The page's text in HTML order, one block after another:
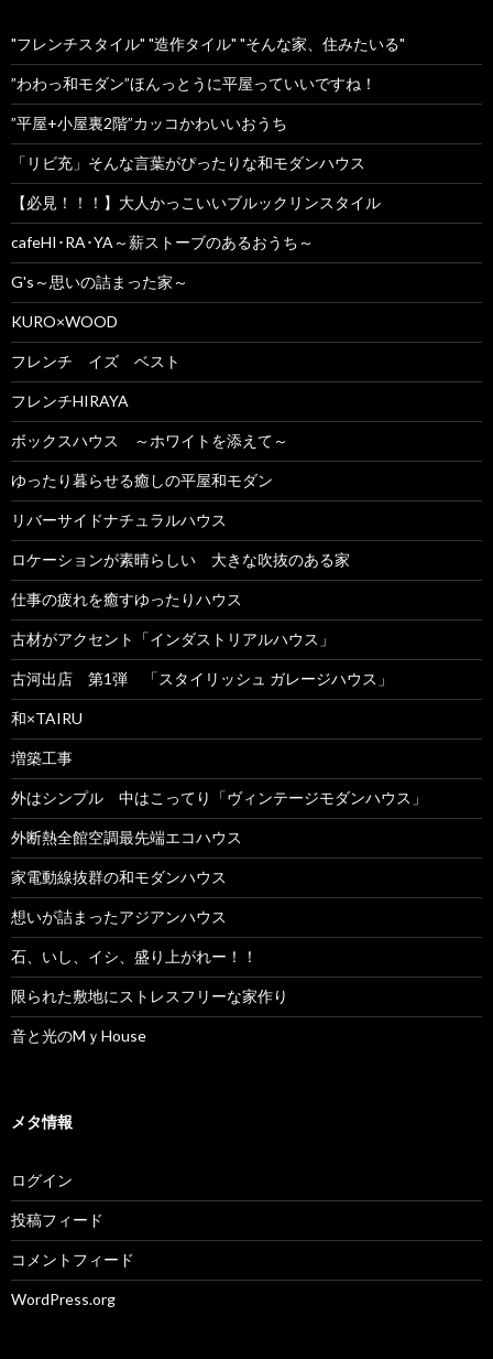
"フレンチスタイル" "造作タイル" "そんな家、住みたいる"
”わわっ和モダン”ほんっとうに平屋っていいですね！
”平屋+小屋裏2階”カッコかわいいおうち
「リビ充」そんな言葉がぴったりな和モダンハウス
【必見！！！】大人かっこいいブルックリンスタイル
cafeHI･RA･YA～薪ストーブのあるおうち～
G's～思いの詰まった家～
KURO×WOOD
フレンチ イズ ベスト
フレンチHIRAYA
ボックスハウス ～ホワイトを添えて～
ゆったり暮らせる癒しの平屋和モダン
リバーサイドナチュラルハウス
ロケーションが素晴らしい 大きな吹抜のある家
仕事の疲れを癒すゆったりハウス
古材がアクセント「インダストリアルハウス」
古河出店 第1弾 「スタイリッシュ ガレージハウス」
和×TAIRU
増築工事
外はシンプル 中はこってり「ヴィンテージモダンハウス」
外断熱全館空調最先端エコハウス
家電動線抜群の和モダンハウス
想いが詰まったアジアンハウス
石、いし、イシ、盛り上がれー！！
限られた敷地にストレスフリーな家作り
音と光のMｙHouse
メタ情報
ログイン
投稿フィード
コメントフィード
WordPress.org